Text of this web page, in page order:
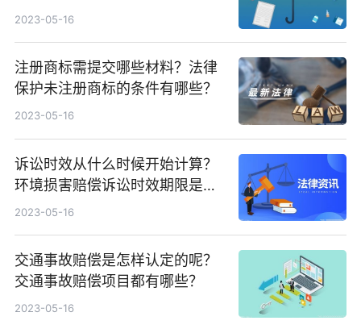
2023-05-16
注册商标需提交哪些材料？法律
保护未注册商标的条件有哪些？
2023-05-16
诉讼时效从什么时候开始计算？
环境损害赔偿诉讼时效期限是是
多久？
2023-05-16
交通事故赔偿是怎样认定的呢？
交通事故赔偿项目都有哪些？
2023-05-16